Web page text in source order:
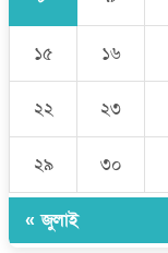
১৫ ১৬
২২ ২৩
২৯ ৩০
« জুলাই